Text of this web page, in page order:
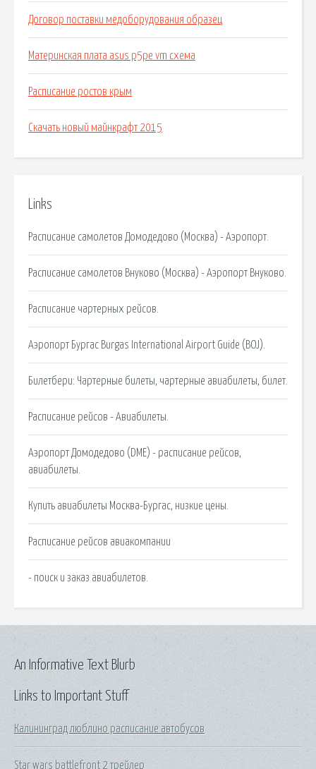
Договор поставки медоборудования образец
Материнская плата asus p5pe vm схема
Расписание ростов крым
Скачать новый майнкрафт 2015
Links
Расписание самолетов Домодедово (Москва) - Аэропорт.
Расписание самолетов Внуково (Москва) - Аэропорт Внуково.
Расписание чартерных рейсов.
Аэропорт Бургас Burgas International Airport Guide (BOJ).
Билетбери: Чартерные билеты, чартерные авиабилеты, билет.
Расписание рейсов - Авиабилеты.
Аэропорт Домодедово (DME) - расписание рейсов,
авиабилеты.
Купить авиабилеты Москва-Бургас, низкие цены.
Расписание рейсов авиакомпании
- поиск и заказ авиабилетов.
Links to Important Stuff
Калининград люблино расписание автобусов
Star wars battlefront 2 трейлер
An Informative Text Blurb